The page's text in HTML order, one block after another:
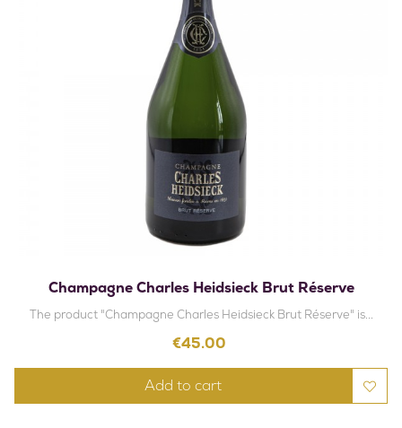
Champagne Charles Heidsieck Brut Réserve
The product "Champagne Charles Heidsieck Brut Réserve" is...
Price
€45.00
Add to cart